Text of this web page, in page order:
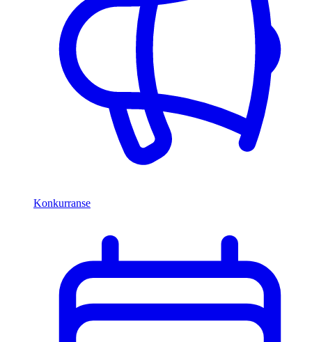
Konkurranse